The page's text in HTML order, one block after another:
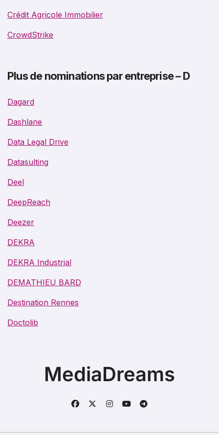
Crédit Agricole Immobilier
CrowdStrike
Plus de nominations par entreprise – D
Dagard
Dashlane
Data Legal Drive
Datasulting
Deel
DeepReach
Deezer
DEKRA
DEKRA Industrial
DEMATHIEU BARD
Destination Rennes
Doctolib
MediaDreams